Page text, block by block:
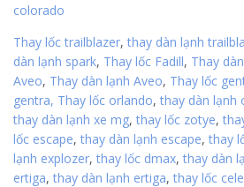
colorado
Thay lốc trailblazer, thay dàn lạnh
dàn lạnh spark, Thay lốc Fadill, Thay
Aveo, Thay dàn lạnh Aveo, Thay lốc
gentra, Thay lốc orlando, thay dàn lạnh
thay dàn lạnh xe mg, thay lốc zotye,
lốc escape, thay dàn lạnh escape, thay
lạnh explozer, thay lốc dmax, thay dàn
ertiga, thay dàn lạnh ertiga, thay lốc